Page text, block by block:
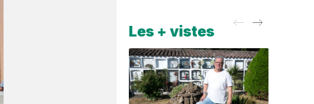
Les + vistes